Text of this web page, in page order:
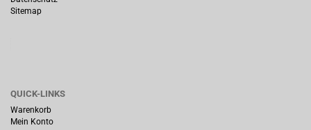
Sitemap
QUICK-LINKS
Warenkorb
Mein Konto